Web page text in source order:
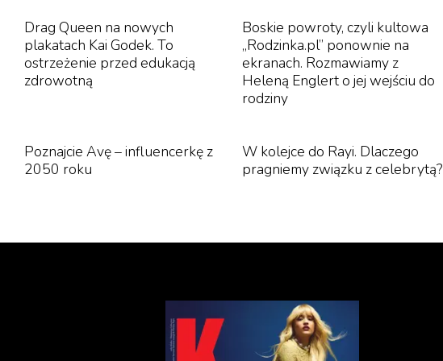
Drag Queen na nowych
plakatach Kai Godek. To
ostrzeżenie przed edukacją
zdrowotną
Boskie powroty, czyli kultowa
„Rodzinka.pl” ponownie na
ekranach. Rozmawiamy z
Heleną Englert o jej wejściu do
rodziny
Poznajcie Avę – influencerkę z
2050 roku
W kolejce do Rayi. Dlaczego
pragniemy związku z celebrytą?